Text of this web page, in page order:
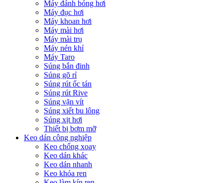
Máy đánh bóng hơi
Máy đục hơi
Máy khoan hơi
Máy mài hơi
Máy mài trụ
Máy nén khí
Máy Taro
Súng bắn đinh
Súng gõ rỉ
Súng rút ốc tán
Súng rút Rive
Súng vặn vít
Súng xiết bu lông
Súng xịt hơi
Thiết bị bơm mỡ
Keo dán công nghiệp
Keo chống xoay
Keo dán khác
Keo dán nhanh
Keo khóa ren